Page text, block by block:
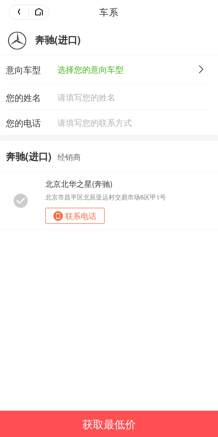
车系
奔驰(进口)
意向车型 选择您的意向车型
您的姓名
您的电话
奔驰(进口) 经销商
北京北华之星(奔驰)
北京市昌平区北辰亚运村交易市场6区甲1号
联系电话
获取最低价